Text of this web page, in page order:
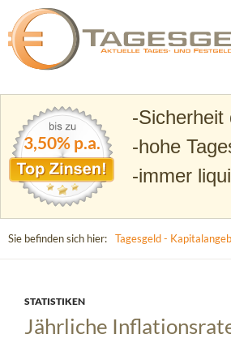
Tagesgeld.info –
3,50% p.a.
Sicherheit
hohe
immer
Sie befinden sich hier: Tagesgeld -
STATISTIKEN
Jährliche